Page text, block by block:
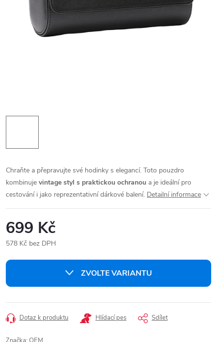
Chraňte a přepravujte své hodinky s elegancí. Toto pouzdro
kombinuje vintage styl s praktickou ochranou a je ideální pro
cestování i jako reprezentativní dárkové balení. Detailní informace
699 Kč
578 Kč bez DPH
cena:
ZVOLTE VARIANTU
Dotaz k produktu Hlídací pes Sdílet